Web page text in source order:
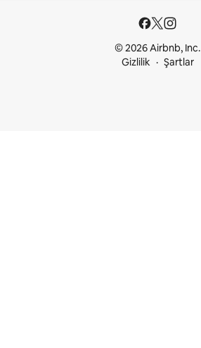
© 2026 Airbnb, Inc.
Gizlilik
Şartlar